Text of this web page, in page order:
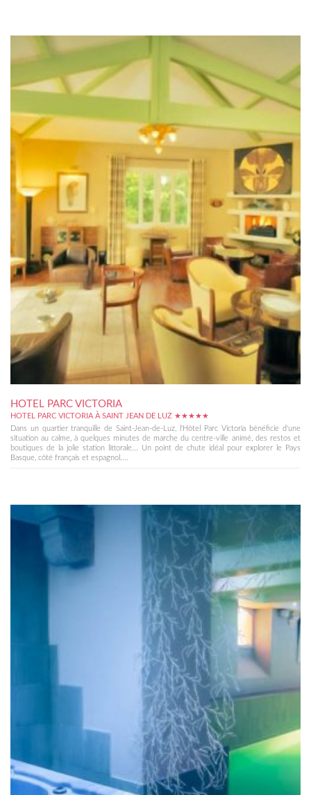
HOTEL PARC VICTORIA
HOTEL PARC VICTORIA À SAINT JEAN DE LUZ ★★★★★
Dans un quartier tranquille de Saint-Jean-de-Luz, l'Hôtel Parc Victoria bénéficie d'une
situation au calme, à quelques minutes de marche du centre-ville animé, des restos et
boutiques de la jolie station littorale... Un point de chute idéal pour explorer le Pays
Basque, côté français et espagnol....